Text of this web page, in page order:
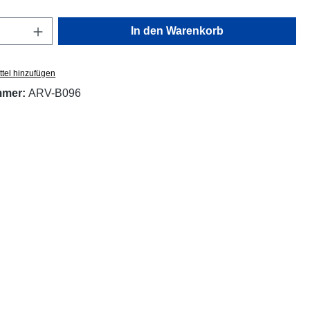
Anzahl: Gib den gewünschten Wert ein
In den Warenkorb
hinzufügen
ARV-B096